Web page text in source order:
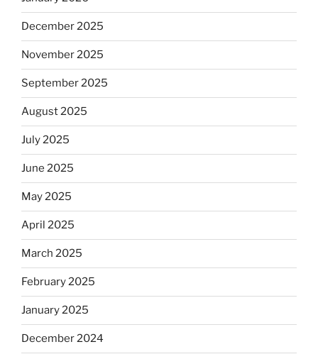
December 2025
November 2025
September 2025
August 2025
July 2025
June 2025
May 2025
April 2025
March 2025
February 2025
January 2025
December 2024